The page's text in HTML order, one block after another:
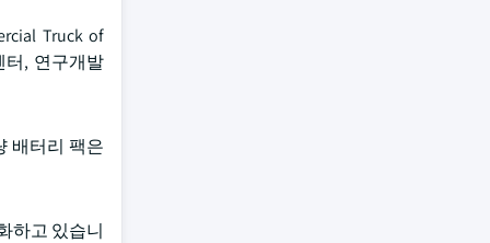
Truck of
터, 연구개발
배터리 팩은
하고 있습니